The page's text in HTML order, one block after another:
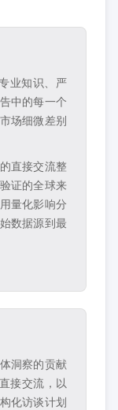
业知识、严
中的每一个
场细微差别
直接交流整
证的全球来
量化影响分
数据源到最
洞察的贡献
接交流，以
化访谈计划